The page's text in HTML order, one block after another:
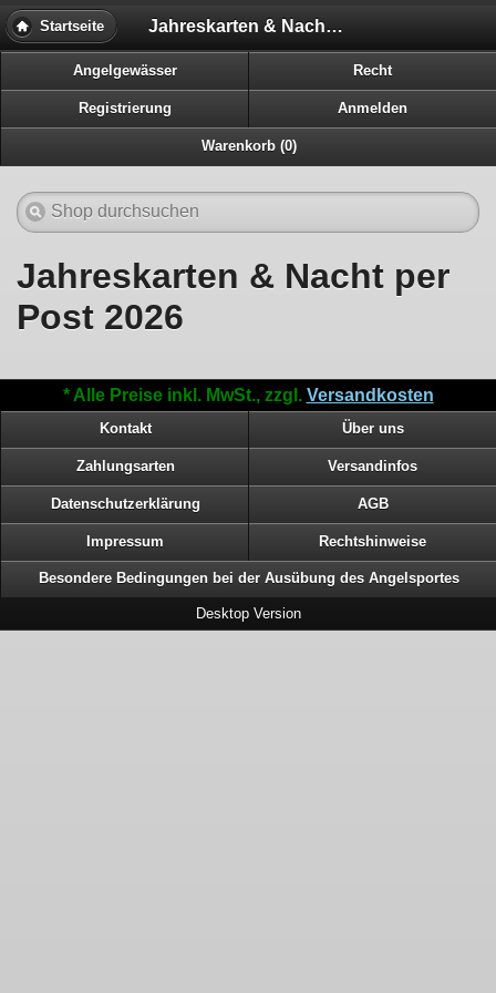
Startseite Jahreskarten & Nacht per Post 2026
Angelgewässer Recht
Registrierung Anmelden
Warenkorb (0)
Jahreskarten & Nacht per
Post 2026
* Alle Preise inkl. MwSt., zzgl. Versandkosten
Kontakt Über uns
Zahlungsarten Versandinfos
Datenschutzerklärung AGB
Impressum Rechtshinweise
Besondere Bedingungen bei der Ausübung des Angelsportes
Desktop Version